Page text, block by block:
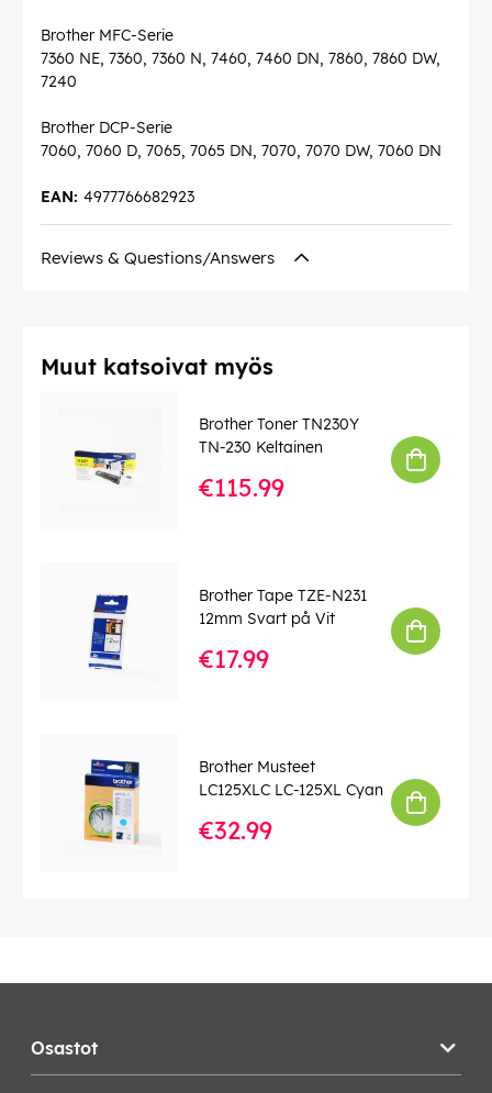
Brother MFC-Serie
7360 NE, 7360, 7360 N, 7460, 7460 DN, 7860, 7860 DW,
7240
Brother DCP-Serie
7060, 7060 D, 7065, 7065 DN, 7070, 7070 DW, 7060 DN
4977766682923
EAN:
Reviews & Questions/Answers
Muut katsoivat myös
Brother Toner TN230Y
TN-230 Keltainen
€115.99
Brother Tape TZE-N231
12mm Svart på Vit
€17.99
Brother Musteet
LC125XLC LC-125XL Cyan
€32.99
Osastot